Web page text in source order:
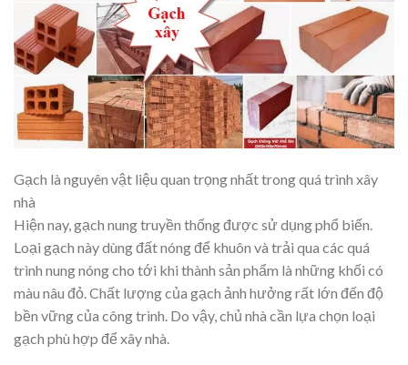
Gạch là nguyên vật liệu quan trọng nhất trong quá trình xây
nhà
Hiện nay, gạch nung truyền thống được sử dụng phổ biến.
Loại gạch này dùng đất nóng để khuôn và trải qua các quá
trình nung nóng cho tới khi thành sản phẩm là những khối có
màu nâu đỏ. Chất lượng của gạch ảnh hưởng rất lớn đến độ
bền vững của công trình. Do vậy, chủ nhà cần lựa chọn loại
gạch phù hợp để xây nhà.